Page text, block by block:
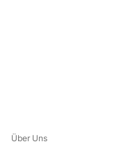
Über Uns